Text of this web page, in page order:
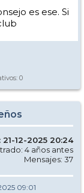
es ese. Si
0
21-12-2025 20:24
4 años antes
Mensajes: 37
09:01